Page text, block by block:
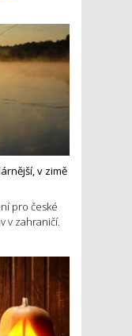
v zimě
pro české
v zahraničí.